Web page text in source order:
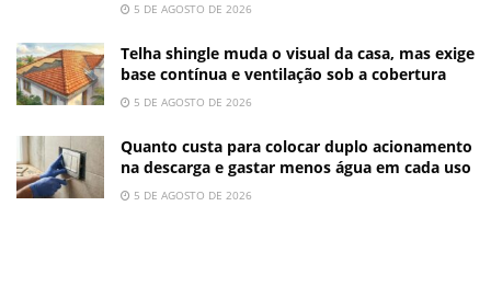
5 DE AGOSTO DE 2026
Telha shingle muda o visual da casa, mas exige
base contínua e ventilação sob a cobertura
5 DE AGOSTO DE 2026
Quanto custa para colocar duplo acionamento
na descarga e gastar menos água em cada uso
5 DE AGOSTO DE 2026